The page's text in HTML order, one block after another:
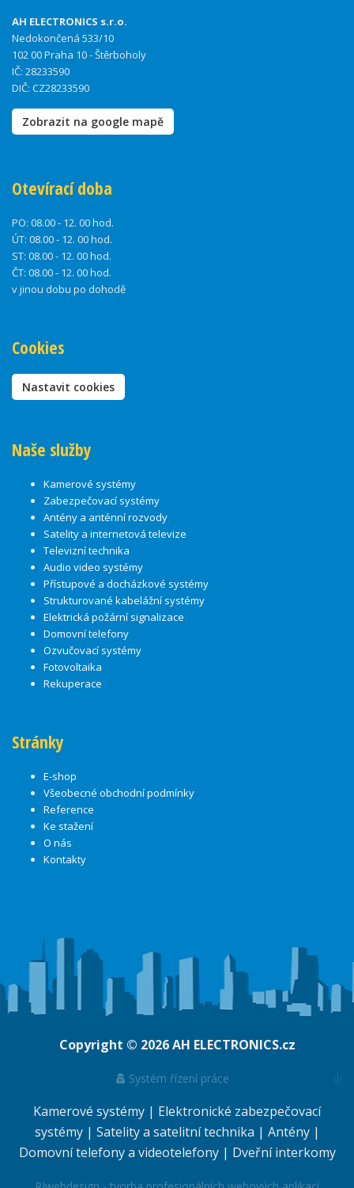
AH ELECTRONICS s.r.o.
Nedokončená 533/10
102 00 Praha 10 - Štěrboholy
IČ: 28233590
DIČ: CZ28233590
Zobrazit na google mapě
Otevírací doba
PO: 08.00 - 12. 00 hod.
ÚT: 08.00 - 12. 00 hod.
ST: 08.00 - 12. 00 hod.
ČT: 08.00 - 12. 00 hod.
v jinou dobu po dohodě
Cookies
Nastavit cookies
Naše služby
Kamerové systémy
Zabezpečovací systémy
Antény a anténní rozvody
Satelity a internetová televize
Televizní technika
Audio video systémy
Přístupové a docházkové systémy
Strukturované kabelážní systémy
Elektrická požární signalizace
Domovní telefony
Ozvučovací systémy
Fotovoltaika
Rekuperace
Stránky
E-shop
Všeobecné obchodní podmínky
Reference
Ke stažení
O nás
Kontakty
Copyright © 2026AH ELECTRONICS.cz
Systém řízení práce
Kamerové systémy | Elektronické zabezpečovací
systémy | Satelity a satelitní technika | Antény |
Domovní telefony a videotelefony | Dveřní interkomy